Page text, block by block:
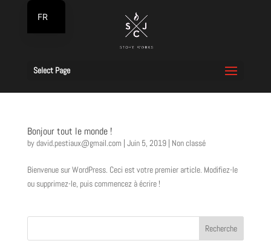
Select Page
Bonjour tout le monde !
bydavid.pestiaux@gmail.com | Juin 5, 2019| Non classé
Bienvenue sur WordPress. Ceci est votre premier article. Modifiez-le
ou supprimez-le, puis commencez à écrire !
FR
NL